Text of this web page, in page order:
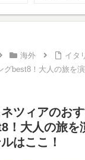
海外
イタ
グbest8！大人の旅を
ツィアのお
！大人の旅を
はここ！